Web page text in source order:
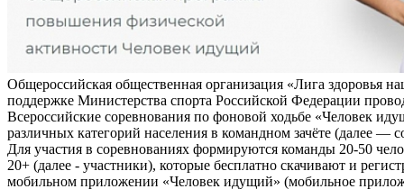
Общероссийская общественная организация «Лига здоровья
поддержке Министерства спорта Российской Федерации
Всероссийские соревнования по фоновой ходьбе «Человек
различных категорий населения в командном зачёте (далее —
Для участия в соревнованиях формируются команды 20-50
20+ (далее - участники), которые бесплатно скачивают и
мобильном приложении «Человек идущий» (мобильное